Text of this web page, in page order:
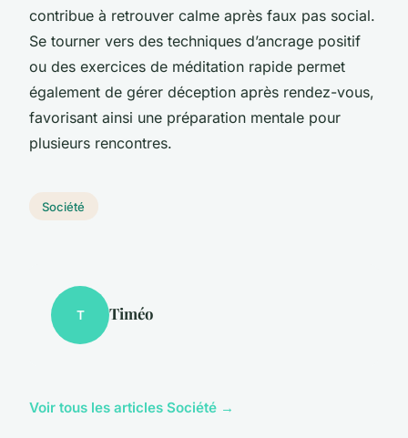
contribue à retrouver calme après faux pas social.
Se tourner vers des techniques d’ancrage positif
ou des exercices de méditation rapide permet
également de gérer déception après rendez-vous,
favorisant ainsi une préparation mentale pour
plusieurs rencontres.
Société
T Timéo
Voir tous les articles Société →